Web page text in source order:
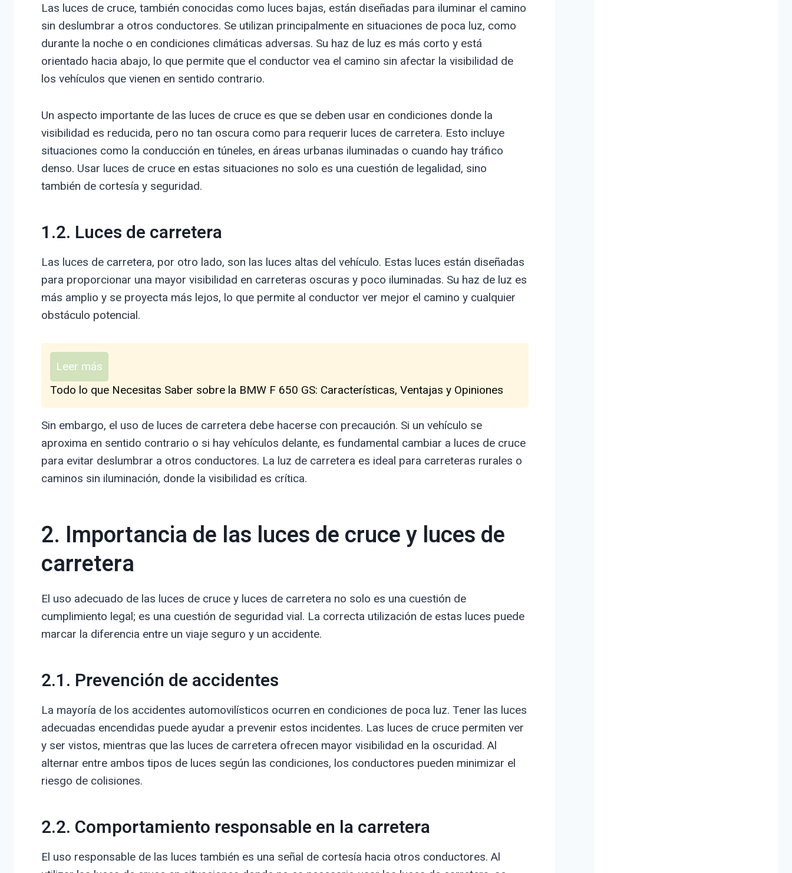
Las luces de cruce, también conocidas como luces bajas, están diseñadas para iluminar el camino
sin deslumbrar a otros conductores. Se utilizan principalmente en situaciones de poca luz, como
durante la noche o en condiciones climáticas adversas. Su haz de luz es más corto y está
orientado hacia abajo, lo que permite que el conductor vea el camino sin afectar la visibilidad de
los vehículos que vienen en sentido contrario.
Un aspecto importante de las luces de cruce es que se deben usar en condiciones donde la
visibilidad es reducida, pero no tan oscura como para requerir luces de carretera. Esto incluye
situaciones como la conducción en túneles, en áreas urbanas iluminadas o cuando hay tráfico
denso. Usar luces de cruce en estas situaciones no solo es una cuestión de legalidad, sino
también de cortesía y seguridad.
1.2. Luces de carretera
Las luces de carretera, por otro lado, son las luces altas del vehículo. Estas luces están diseñadas
para proporcionar una mayor visibilidad en carreteras oscuras y poco iluminadas. Su haz de luz es
más amplio y se proyecta más lejos, lo que permite al conductor ver mejor el camino y cualquier
obstáculo potencial.
Leer más
Todo lo que Necesitas Saber sobre la BMW F 650 GS: Características, Ventajas y Opiniones
Sin embargo, el uso de luces de carretera debe hacerse con precaución. Si un vehículo se
aproxima en sentido contrario o si hay vehículos delante, es fundamental cambiar a luces de cruce
para evitar deslumbrar a otros conductores. La luz de carretera es ideal para carreteras rurales o
caminos sin iluminación, donde la visibilidad es crítica.
2. Importancia de las luces de cruce y luces de
carretera
El uso adecuado de las luces de cruce y luces de carretera no solo es una cuestión de
cumplimiento legal; es una cuestión de seguridad vial. La correcta utilización de estas luces puede
marcar la diferencia entre un viaje seguro y un accidente.
2.1. Prevención de accidentes
La mayoría de los accidentes automovilísticos ocurren en condiciones de poca luz. Tener las luces
adecuadas encendidas puede ayudar a prevenir estos incidentes. Las luces de cruce permiten ver
y ser vistos, mientras que las luces de carretera ofrecen mayor visibilidad en la oscuridad. Al
alternar entre ambos tipos de luces según las condiciones, los conductores pueden minimizar el
riesgo de colisiones.
2.2. Comportamiento responsable en la carretera
El uso responsable de las luces también es una señal de cortesía hacia otros conductores. Al